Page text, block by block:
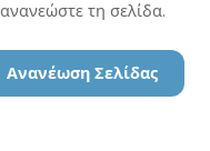
ανανεώστε τη σελίδα.
Ανανέωση Σελίδας